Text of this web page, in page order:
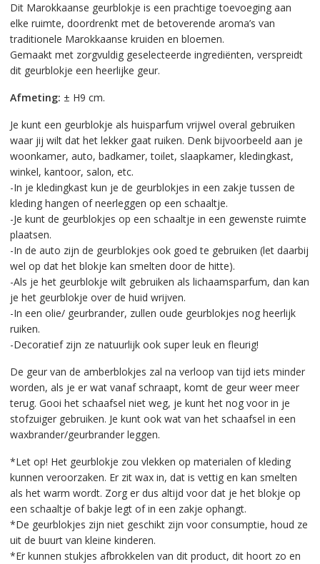
Dit Marokkaanse geurblokje is een prachtige toevoeging aan
elke ruimte, doordrenkt met de betoverende aroma’s van
traditionele Marokkaanse kruiden en bloemen.
Gemaakt met zorgvuldig geselecteerde ingrediënten, verspreidt
dit geurblokje een heerlijke geur.
Afmeting: ± H9 cm.
Je kunt een geurblokje als huisparfum vrijwel overal gebruiken
waar jij wilt dat het lekker gaat ruiken. Denk bijvoorbeeld aan je
woonkamer, auto, badkamer, toilet, slaapkamer, kledingkast,
winkel, kantoor, salon, etc.
-In je kledingkast kun je de geurblokjes in een zakje tussen de
kleding hangen of neerleggen op een schaaltje.
-Je kunt de geurblokjes op een schaaltje in een gewenste ruimte
plaatsen.
-In de auto zijn de geurblokjes ook goed te gebruiken (let daarbij
wel op dat het blokje kan smelten door de hitte).
-Als je het geurblokje wilt gebruiken als lichaamsparfum, dan kan
je het geurblokje over de huid wrijven.
-In een olie/ geurbrander, zullen oude geurblokjes nog heerlijk
ruiken.
-Decoratief zijn ze natuurlijk ook super leuk en fleurig!
De geur van de amberblokjes zal na verloop van tijd iets minder
worden, als je er wat vanaf schraapt, komt de geur weer meer
terug. Gooi het schaafsel niet weg, je kunt het nog voor in je
stofzuiger gebruiken. Je kunt ook wat van het schaafsel in een
waxbrander/geurbrander leggen.
*Let op! Het geurblokje zou vlekken op materialen of kleding
kunnen veroorzaken. Er zit wax in, dat is vettig en kan smelten
als het warm wordt. Zorg er dus altijd voor dat je het blokje op
een schaaltje of bakje legt of in een zakje ophangt.
*De geurblokjes zijn niet geschikt zijn voor consumptie, houd ze
uit de buurt van kleine kinderen.
*Er kunnen stukjes afbrokkelen van dit product, dit hoort zo en